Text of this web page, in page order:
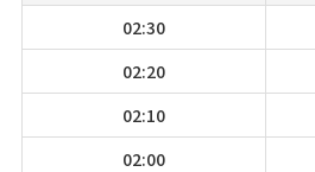
02:30
02:20
02:10
02:00